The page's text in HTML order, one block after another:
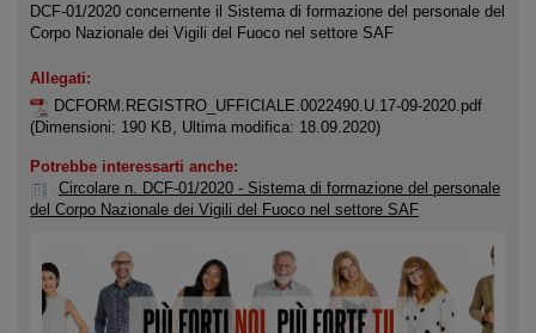
DCF-01/2020 concernente il Sistema di formazione del personale del
Corpo Nazionale dei Vigili del Fuoco nel settore SAF
Allegati:
DCFORM.REGISTRO_UFFICIALE.0022490.U.17-09-2020.pdf
(Dimensioni: 190 KB, Ultima modifica: 18.09.2020)
Potrebbe interessarti anche:
Circolare n. DCF-01/2020 - Sistema di formazione del personale
del Corpo Nazionale dei Vigili del Fuoco nel settore SAF